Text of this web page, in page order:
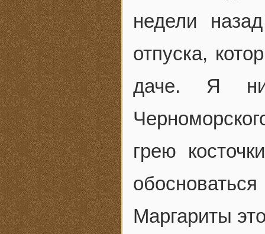
недели
отпуска,
даче. Я
грею
Маргариты